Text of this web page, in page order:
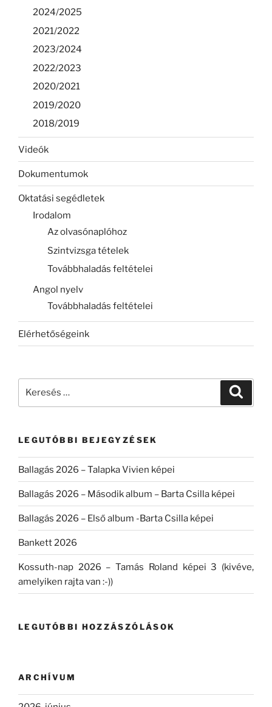
2024/2025
2021/2022
2023/2024
2022/2023
2020/2021
2019/2020
2018/2019
Videók
Dokumentumok
Oktatási segédletek
Irodalom
Az olvasónaplóhoz
Szintvizsga tételek
Továbbhaladás feltételei
Angol nyelv
Továbbhaladás feltételei
Elérhetőségeink
LEGUTÓBBI BEJEGYZÉSEK
Ballagás 2026 – Talapka Vivien képei
Ballagás 2026 – Második album – Barta Csilla képei
Ballagás 2026 – Első album -Barta Csilla képei
Bankett 2026
Kossuth-nap 2026 – Tamás Roland képei 3 (kivéve,
amelyiken rajta van :-))
LEGUTÓBBI HOZZÁSZÓLÁSOK
ARCHÍVUM